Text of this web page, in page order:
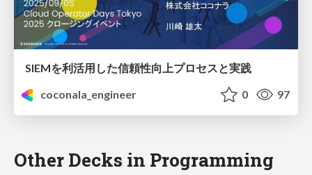
SIEMを利活用した信頼性向上プロセスと実践
coconala_engineer
0 97
Other Decks in Programming